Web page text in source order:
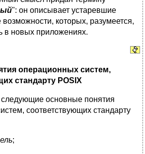
": он описывает устаревшие
которых, разумеется,
в новых приложениях.
операционных систем,
стандарту POSIX
основные понятия
соответствующих стандарту
;